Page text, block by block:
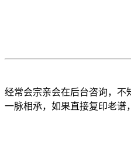
经常会宗亲会在后台咨询，不
一脉相承，如果直接复印老谱